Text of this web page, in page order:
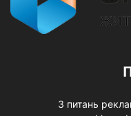
З питань